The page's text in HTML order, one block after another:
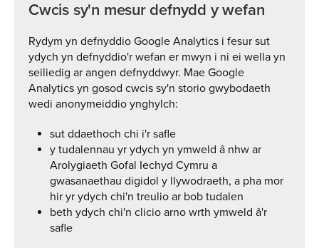
Cwcis sy'n mesur defnydd y wefan
Rydym yn defnyddio Google Analytics i fesur sut
ydych yn defnyddio'r wefan er mwyn i ni ei wella yn
seiliedig ar angen defnyddwyr. Mae Google
Analytics yn gosod cwcis sy'n storio gwybodaeth
wedi anonymeiddio ynghylch:
sut ddaethoch chi i'r safle
y tudalennau yr ydych yn ymweld â nhw ar
Arolygiaeth Gofal Iechyd Cymru a
gwasanaethau digidol y llywodraeth, a pha mor
hir yr ydych chi'n treulio ar bob tudalen
beth ydych chi'n clicio arno wrth ymweld â'r
safle